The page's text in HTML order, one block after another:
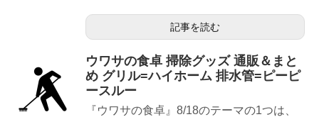
記事を読む
ウワサの食卓 掃除グッズ 通販＆まと
め グリル=ハイホーム 排水管=ピーピ
ースルー
『ウワサの食卓』8/18のテーマの1つは、